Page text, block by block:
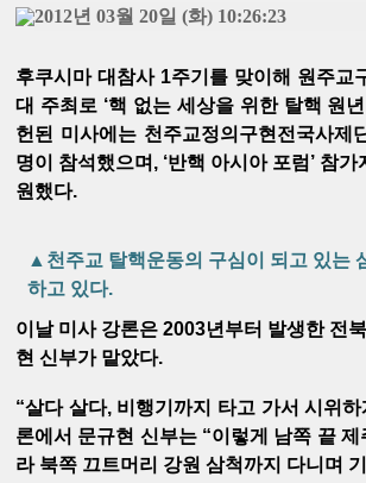
2012년 03월 20일 (화) 10:26:23
후쿠시마 대참사 1주기를 맞이해 원주
대 주최로 ‘핵 없는 세상을 위한 탈핵 원
헌된 미사에는 천주교정의구현전국사
명이 참석했으며, ‘반핵 아시아 포럼’ 참
원했다.
▲천주교 탈핵운동의 구심이 되고 있는
하고 있다.
이날 미사 강론은 2003년부터 발생한 전
현 신부가 맡았다.
“살다 살다, 비행기까지 타고 가서 시위
론에서 문규현 신부는 “이렇게 남쪽 끝
라 북쪽 끄트머리 강원 삼척까지 다니며